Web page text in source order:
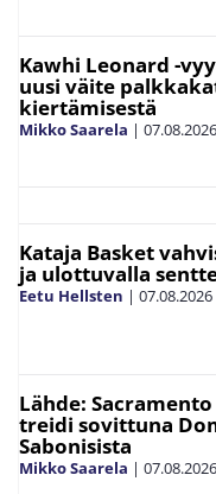
Kawhi Leonard -
uusi väite
kiertämisestä
Mikko Saarela | 07.08.2026
Kataja Basket
ja ulottuvalla
Eetu Hellsten | 07.08.2026
Lähde:
treidi sovittuna
Sabonisista
Mikko Saarela | 07.08.2026